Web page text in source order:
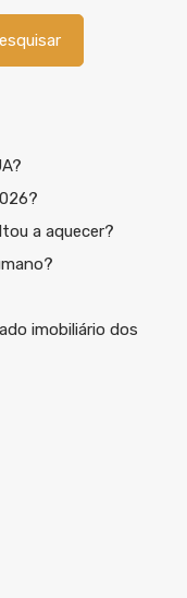
a aquecer?
imobiliário dos